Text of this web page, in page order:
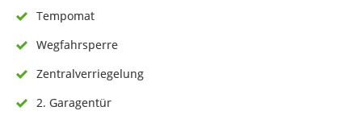
Tempomat
Wegfahrsperre
Zentralverriegelung
2. Garagentür